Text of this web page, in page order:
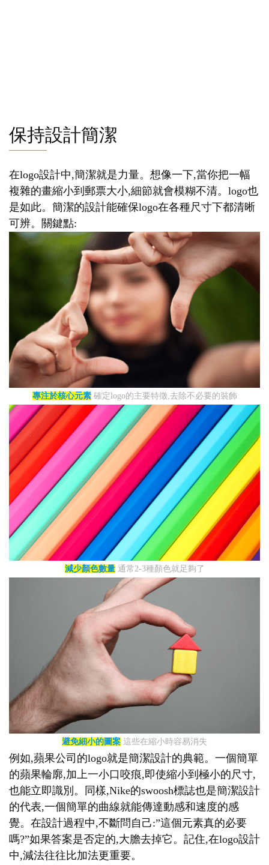
保持設計簡潔
在logo設計中,簡潔就是力量。想像一下,當你把一幅
複雜的畫縮小到郵票大小,細節就會模糊不清。logo也
是如此。簡潔的設計能確保logo在各種尺寸下都清晰
可辨。關鍵點:
專注於核心元素確定logo的主要特徵,去除不必要的裝飾
減少顏色數量通常2-3種顏色就足夠了
避免細小的圖案 這些在縮小時容易消失
例如,蘋果公司的logo就是簡潔設計的典範。一個簡單
的蘋果輪廓,加上一小口咬痕,即使縮小到極小的尺寸,
也能立即識別。同樣,Nike的swoosh標誌也是簡潔設計
的代表,一個簡單的曲線就能傳達動感和速度的感
覺。在設計過程中,不斷問自己:”這個元素真的必要
嗎?”如果答案是否定的,大膽去掉它。記住,在logo設計
中,減法往往比加法更重要。